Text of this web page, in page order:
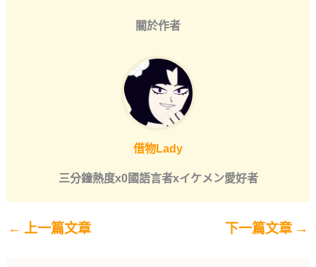
關於作者
借物Lady
三分鐘熱度x0國語言者xイケメン愛好者
← 上一篇文章 下一篇文章 →